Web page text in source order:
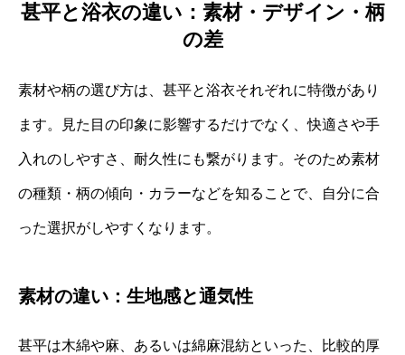
甚平と浴衣の違い：素材・デザイン・柄
の差
素材や柄の選び方は、甚平と浴衣それぞれに特徴があり
ます。見た目の印象に影響するだけでなく、快適さや手
入れのしやすさ、耐久性にも繋がります。そのため素材
の種類・柄の傾向・カラーなどを知ることで、自分に合
った選択がしやすくなります。
素材の違い：生地感と通気性
甚平は木綿や麻、あるいは綿麻混紡といった、比較的厚